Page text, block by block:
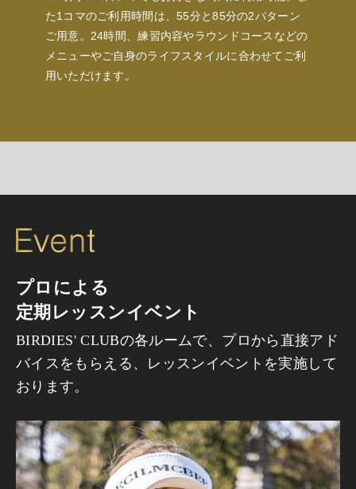
た1コマのご利用時間は、55分と85分の2パターン
ご用意。24時間、練習内容やラウンドコースなどの
メニューやご自身のライフスタイルに合わせてご利
用いただけます。
プロによる
定期レッスンイベント
BIRDIES' CLUBの各ルームで、プロから直接アド
バイスをもらえる、レッスンイベントを実施して
おります。